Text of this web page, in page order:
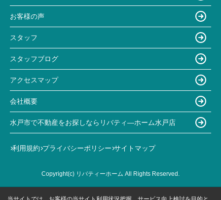
お客様の声
スタッフ
スタッフブログ
アクセスマップ
会社概要
水戸市で不動産をお探しならリバティ―ホーム水戸店
利用規約 プライバシーポリシー サイトマップ
Copyright(c) リバティーホーム All Rights Reserved.